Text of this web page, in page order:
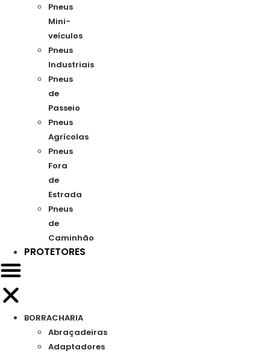
Pneus
Mini-
veículos
Pneus
Industriais
Pneus
de
Passeio
Pneus
Agrícolas
Pneus
Fora
de
Estrada
Pneus
de
Caminhão
PROTETORES
BORRACHARIA
Abraçadeiras
Adaptadores